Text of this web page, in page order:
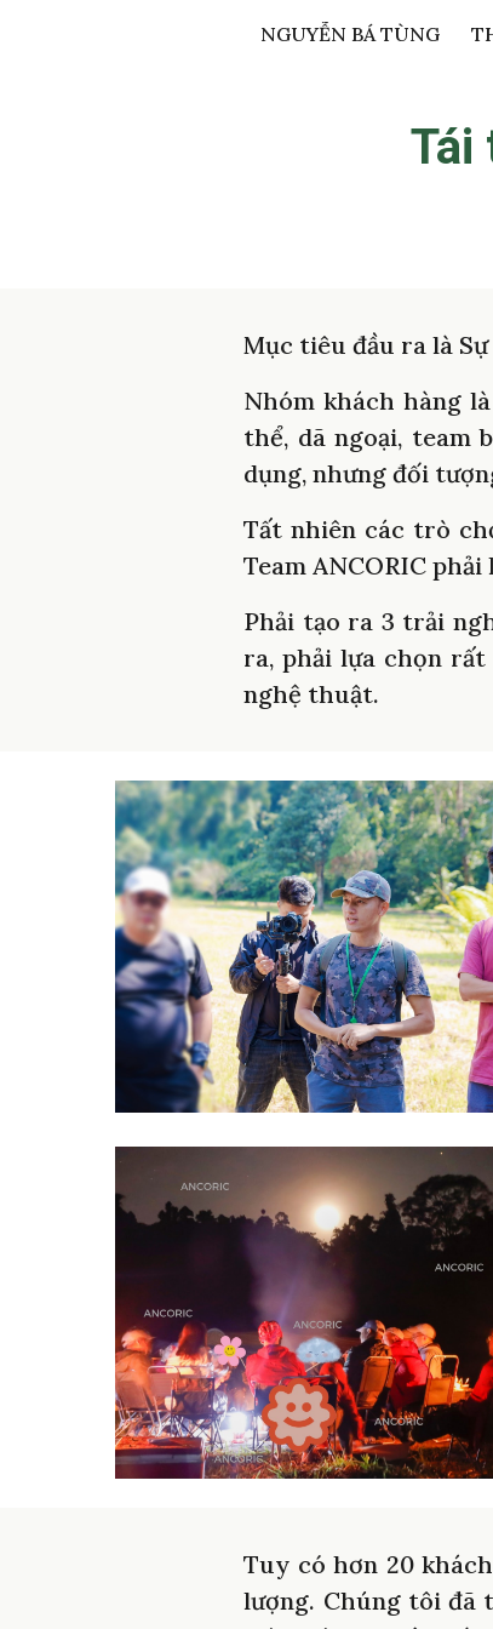
NGUYỄN BÁ TÙNG
Tái
Mục tiêu đầu ra là
Nhóm khách hàng
thể, dã ngoại, team
dụng, nhưng đối
Tất nhiên các trò
Team ANCORIC
Phải tạo ra 3 trải
ra, phải lựa chọn
nghệ thuật.
Tuy có hơn 20
lượng. Chúng tôi đã